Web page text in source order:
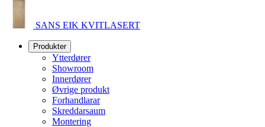
SANS EIK KVITLASERT
Produkter
Ytterdører
Showroom
Innerdører
Øvrige produkt
Forhandlarar
Skreddarsaum
Montering